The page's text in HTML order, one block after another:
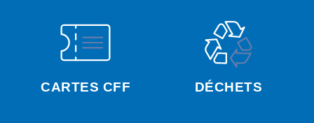
CARTES CFF DÉCHETS